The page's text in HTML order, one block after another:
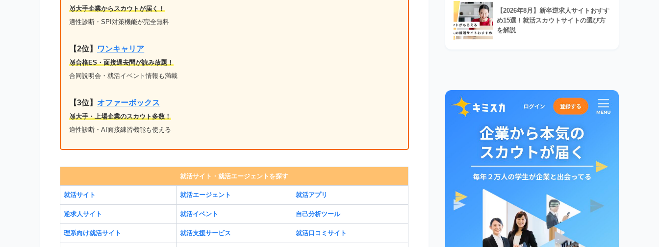
🥇大手企業からスカウトが届く！
適性診断・SPI対策機能が完全無料
【2位】 ワンキャリア
🥈合格ES・面接過去問が読み放題！
合同説明会・就活イベント情報も満載
【3位】 オファーボックス
🥉大手・上場企業のスカウト多数！
適性診断・AI面接練習機能も使える
就活サイト・就活エージェントを探す
就活サイト 就活エージェント 就活アプリ
逆求人サイト 就活イベント 自己分析ツール
理系向け就活サイト 就活支援サービス 就活口コミサイト
【2026年8月】新卒逆求人サイトおすす
め15選！就活スカウトサイトの選び方
を解説